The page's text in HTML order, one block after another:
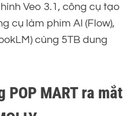
Veo 3.1, công cụ tạo
cụ làm phim AI (Flow),
cùng 5TB dung
POP MART ra mắt